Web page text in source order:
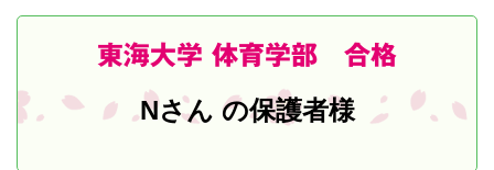
東海大学 体育学部 合格
Nさん の保護者様